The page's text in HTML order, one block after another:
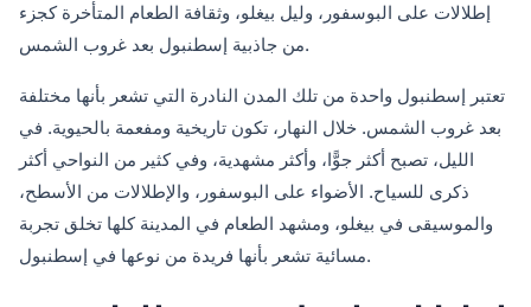
إطلالات على البوسفور، وليل بيغلو، وثقافة الطعام المتأخرة كجزء
من جاذبية إسطنبول بعد غروب الشمس.
تعتبر إسطنبول واحدة من تلك المدن النادرة التي تشعر بأنها مختلفة
بعد غروب الشمس. خلال النهار، تكون تاريخية ومفعمة بالحيوية. في
الليل، تصبح أكثر جوًّا، وأكثر مشهدية، وفي كثير من النواحي أكثر
ذكرى للسياح. الأضواء على البوسفور، والإطلالات من الأسطح،
والموسيقى في بيغلو، ومشهد الطعام في المدينة كلها تخلق تجربة
مسائية تشعر بأنها فريدة من نوعها في إسطنبول.